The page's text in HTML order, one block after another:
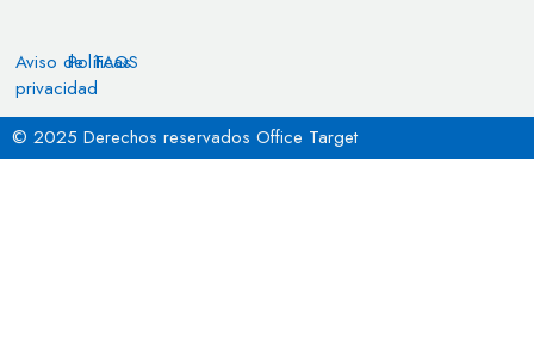
Aviso de
privacidad
Políticas
FAQS
© 2025 Derechos reservados Office Target